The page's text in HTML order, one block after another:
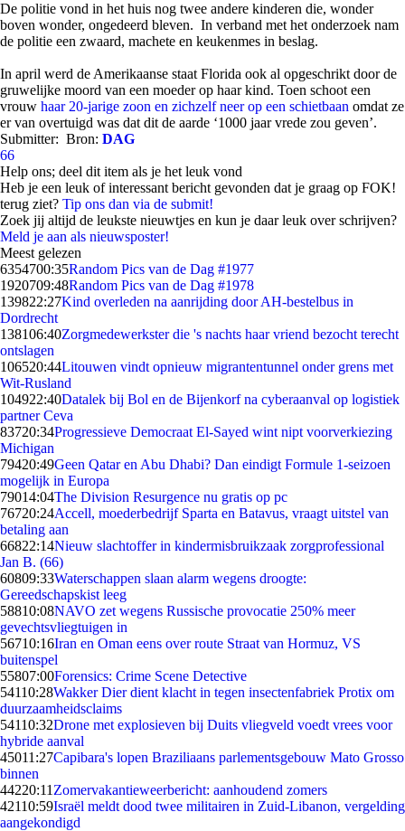
De politie vond in het huis nog twee andere kinderen die, wonder
boven wonder, ongedeerd bleven. In verband met het onderzoek nam
de politie een zwaard, machete en keukenmes in beslag.
In april werd de Amerikaanse staat Florida ook al opgeschrikt door de
gruwelijke moord van een moeder op haar kind. Toen schoot een
vrouw haar 20-jarige zoon en zichzelf neer op een schietbaan omdat ze
er van overtuigd was dat dit de aarde ‘1000 jaar vrede zou geven’.
Submitter: Bron: DAG
66
Help ons; deel dit item als je het leuk vond
Heb je een leuk of interessant bericht gevonden dat je graag op FOK!
terug ziet? Tip ons dan via de submit!
Zoek jij altijd de leukste nieuwtjes en kun je daar leuk over schrijven?
Meld je aan als nieuwsposter!
Meest gelezen
6354700:35Random Pics van de Dag #1977
1920709:48Random Pics van de Dag #1978
139822:27Kind overleden na aanrijding door AH-bestelbus in
Dordrecht
138106:40Zorgmedewerkster die 's nachts haar vriend bezocht terecht
ontslagen
106520:44Litouwen vindt opnieuw migrantentunnel onder grens met
Wit-Rusland
104922:40Datalek bij Bol en de Bijenkorf na cyberaanval op logistiek
partner Ceva
83720:34Progressieve Democraat El-Sayed wint nipt voorverkiezing
Michigan
79420:49Geen Qatar en Abu Dhabi? Dan eindigt Formule 1-seizoen
mogelijk in Europa
79014:04The Division Resurgence nu gratis op pc
76720:24Accell, moederbedrijf Sparta en Batavus, vraagt uitstel van
betaling aan
66822:14Nieuw slachtoffer in kindermisbruikzaak zorgprofessional
Jan B. (66)
60809:33Waterschappen slaan alarm wegens droogte:
Gereedschapskist leeg
58810:08NAVO zet wegens Russische provocatie 250% meer
gevechtsvliegtuigen in
56710:16Iran en Oman eens over route Straat van Hormuz, VS
buitenspel
55807:00Forensics: Crime Scene Detective
54110:28Wakker Dier dient klacht in tegen insectenfabriek Protix om
duurzaamheidsclaims
54110:32Drone met explosieven bij Duits vliegveld voedt vrees voor
hybride aanval
45011:27Capibara's lopen Braziliaans parlementsgebouw Mato Grosso
binnen
44220:11 Zomervakantieweerbericht: aanhoudend zomers
42110:59Israël meldt dood twee militairen in Zuid-Libanon, vergelding
aangekondigd